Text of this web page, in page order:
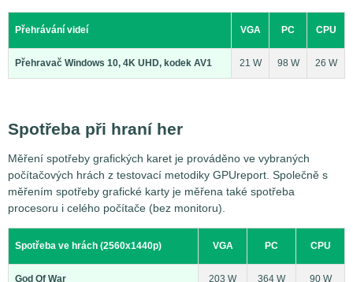
Přehrávání videí VGA PC CPU
Přehravač Windows 10, 4K UHD, kodek AV1 21 W 98 W 26 W
Spotřeba při hraní her
Měření spotřeby grafických karet je prováděno ve vybraných
počítačových hrách z testovací metodiky GPUreport. Společně s
měřením spotřeby grafické karty je měřena také spotřeba
procesoru i celého počítače (bez monitoru).
Spotřeba ve hrách (2560x1440p) VGA PC CPU
God Of War 203 W 364 W 90 W